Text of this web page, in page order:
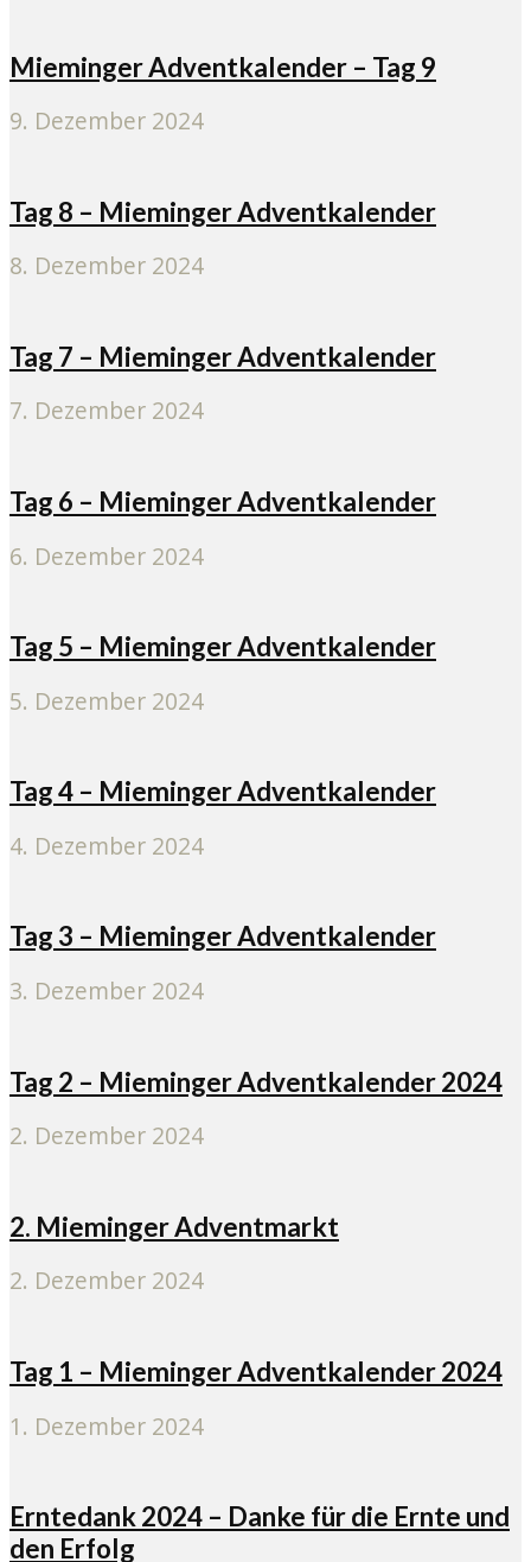
Mieminger Adventkalender – Tag 9
9. Dezember 2024
Tag 8 – Mieminger Adventkalender
8. Dezember 2024
Tag 7 – Mieminger Adventkalender
7. Dezember 2024
Tag 6 – Mieminger Adventkalender
6. Dezember 2024
Tag 5 – Mieminger Adventkalender
5. Dezember 2024
Tag 4 – Mieminger Adventkalender
4. Dezember 2024
Tag 3 – Mieminger Adventkalender
3. Dezember 2024
Tag 2 – Mieminger Adventkalender 2024
2. Dezember 2024
2. Mieminger Adventmarkt
2. Dezember 2024
Tag 1 – Mieminger Adventkalender 2024
1. Dezember 2024
Erntedank 2024 – Danke für die Ernte und
den Erfolg